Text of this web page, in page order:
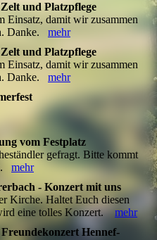
und Platzpflege
Einsatz, damit wir zusammen
Danke. mehr
und Platzpflege
Einsatz, damit wir zusammen
Danke. mehr
vom Festplatz
gefragt. Bitte kommt
mehr
- Konzert mit uns
Kirche. Haltet Euch diesen
eine tolles Konzert.mehr
Hennef-